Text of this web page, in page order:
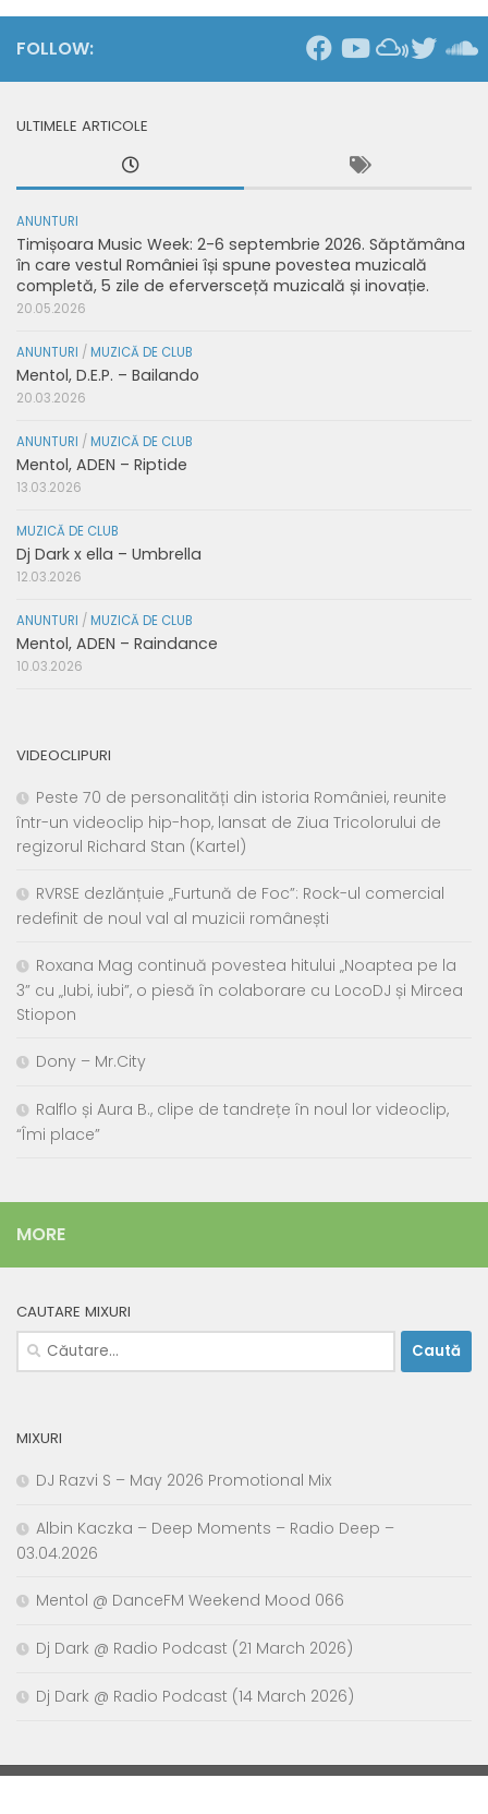
FOLLOW:
ULTIMELE ARTICOLE
ANUNTURI
Timișoara Music Week: 2-6 septembrie 2026. Săptămâna
în care vestul României își spune povestea muzicală
completă, 5 zile de eferversceță muzicală și inovație.
20.05.2026
ANUNTURI / MUZICĂ DE CLUB
Mentol, D.E.P. – Bailando
20.03.2026
ANUNTURI / MUZICĂ DE CLUB
Mentol, ADEN – Riptide
13.03.2026
MUZICĂ DE CLUB
Dj Dark x ella – Umbrella
12.03.2026
ANUNTURI / MUZICĂ DE CLUB
Mentol, ADEN – Raindance
10.03.2026
VIDEOCLIPURI
Peste 70 de personalități din istoria României, reunite
într-un videoclip hip-hop, lansat de Ziua Tricolorului de
regizorul Richard Stan (Kartel)
RVRSE dezlănțuie „Furtună de Foc”: Rock-ul comercial
redefinit de noul val al muzicii românești
Roxana Mag continuă povestea hitului „Noaptea pe la
3” cu „Iubi, iubi”, o piesă în colaborare cu LocoDJ și Mircea
Stiopon
Dony – Mr.City
Ralflo și Aura B., clipe de tandrețe în noul lor videoclip,
“Îmi place”
MORE
CAUTARE MIXURI
Caută
după:
MIXURI
DJ Razvi S – May 2026 Promotional Mix
Albin Kaczka – Deep Moments – Radio Deep –
03.04.2026
Mentol @ DanceFM Weekend Mood 066
Dj Dark @ Radio Podcast (21 March 2026)
Dj Dark @ Radio Podcast (14 March 2026)